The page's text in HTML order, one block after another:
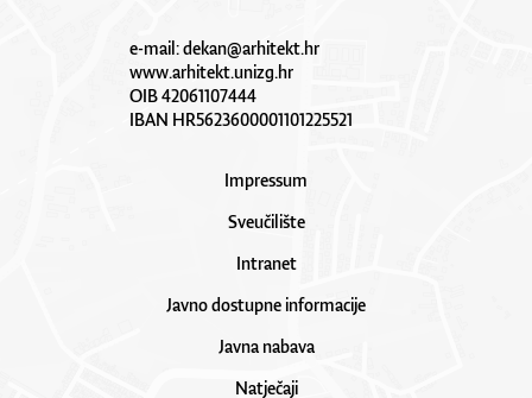
e-mail:dekan@arhitekt.hr
www.arhitekt.unizg.hr
OIB 42061107444
IBAN HR5623600001101225521
Impressum
Sveučilište
Intranet
Javno dostupne informacije
Javna nabava
Natječaji